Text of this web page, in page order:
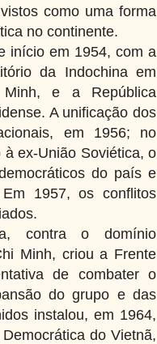
como uma forma
no continente.
início em 1954, com a
da Indochina em
e a República
A unificação dos
em 1956; no
ex-União Soviética, o
do país e
1957, os conflitos
contra o domínio
Minh, criou a Frente
de combater o
do grupo e das
instalou, em 1964,
do Vietnã,